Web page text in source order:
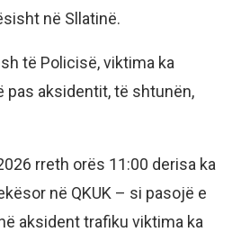
në Sllatinë.
të Policisë, viktima ka
pas aksidentit, të shtunën,
rreth orës 11:00 derisa ka
në QKUK – si pasojë e
aksident trafiku viktima ka